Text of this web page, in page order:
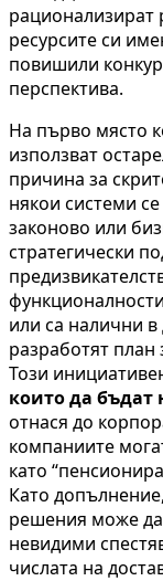
рационализират
ресурсите си
повишили
перспектива.
На първо място
използват
причина за
някои системи
законово или
стратегически
или са налични
разработят план
Този
които да
отнася до
компаниите
като
Като
решения може
невидими
числата на